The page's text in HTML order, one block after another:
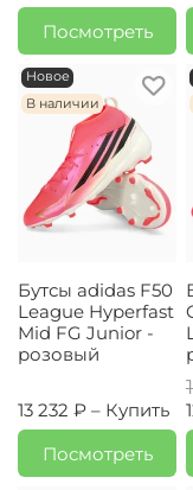
Посмотреть
Новое
В наличии
Бутсы adidas F50
League Hyperfast
Mid FG Junior -
розовый
13 232 ₽ – Купить
Посмотреть